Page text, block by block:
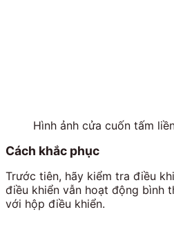
Hình ảnh cửa cuốn tấm
Cách khắc phục
Trước tiên, hãy kiểm tra điều
điều khiển vẫn hoạt động bình
với hộp điều khiển.